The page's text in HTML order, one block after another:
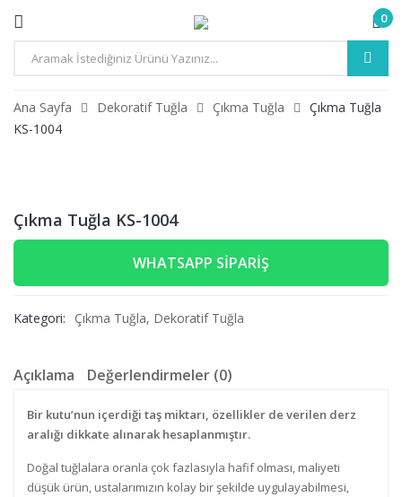
0
Ana Sayfa Dekoratif Tuğla Çıkma Tuğla
Çıkma Tuğla
KS-1004
Çıkma Tuğla KS-1004
WHATSAPP SIPARIŞ
Kategori: Çıkma Tuğla, Dekoratif Tuğla
Açıklama Değerlendirmeler (0)
Bir kutu’nun içerdiği taş miktarı, özellikler de verilen derz
aralığı dikkate alınarak hesaplanmıştır.
Doğal tuğlalara oranla çok fazlasıyla hafif olması, maliyeti
düşük ürün, ustalarımızın kolay bir şekilde uygulayabilmesi,